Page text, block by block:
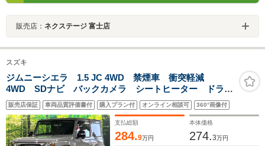
販売店： ネクステージ 富士店
スズキ
ジムニーシエラ 1.5 JC 4WD 禁煙車 衝突軽減
4WD SDナビ バックカメラ シートヒーター ドラレ
コ スマートキー ヒ―テッドドアミラー LEDヘッ
ド ETC クルコン オートライト 車線逸脱警報 フ
ルセグ Bluetooth
販売店保証 車両品質評価書付 購入プラン付 オンライン相談可 360°画像付
支払総額
284.9万円
本体価格
274.3万円